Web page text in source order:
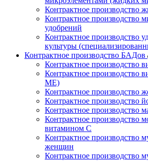
Контрактное производство
Контрактное производство
удобрений
Контрактное производство
культуры
Контрактное производство БАДов
Контрактное производство
Контрактное производство
МЕ)
Контрактное производство
Контрактное производство
Контрактное производство
Контрактное производство
витамином С
Контрактное производство
женщин
Контрактное производство